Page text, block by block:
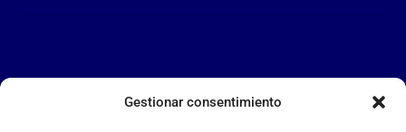
Gestionar consentimiento
LA FALANGE